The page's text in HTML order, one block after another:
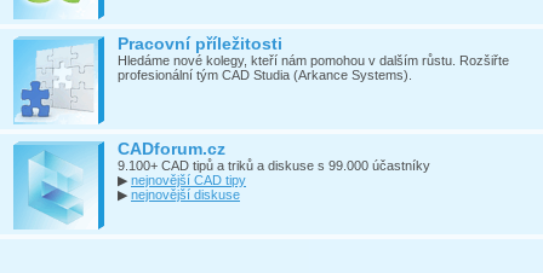
Pracovní příležitosti
Hledáme nové kolegy, kteří nám pomohou v dalším růstu. Rozšiřte
profesionální tým CAD Studia (Arkance Systems).
CADforum.cz
9.100+ CAD tipů a triků a diskuse s 99.000 účastníky
▶ nejnovější CAD tipy
▶ nejnovější diskuse